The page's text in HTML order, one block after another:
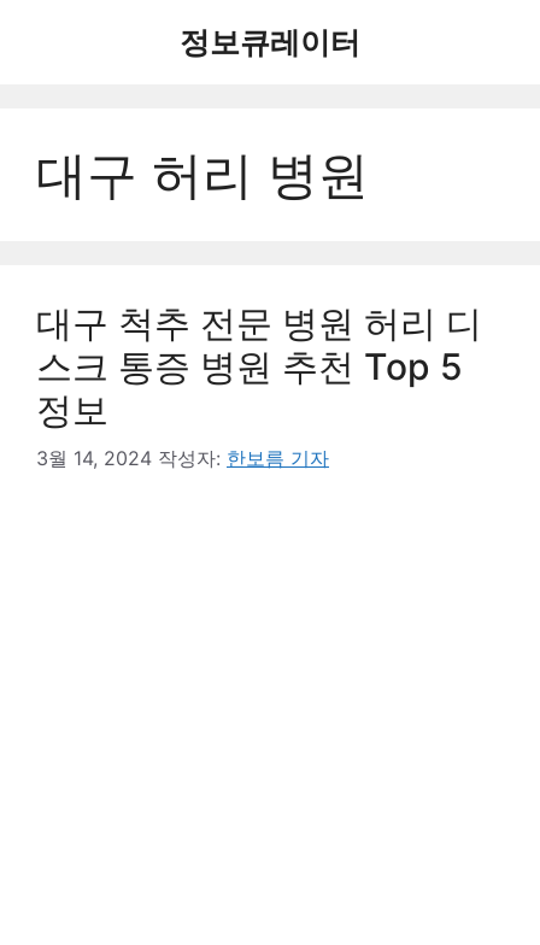
정보큐레이터
대구 허리 병원
대구 척추 전문 병원 허리 디
스크 통증 병원 추천 Top 5
정보
3월 14, 2024 작성자: 한보름 기자